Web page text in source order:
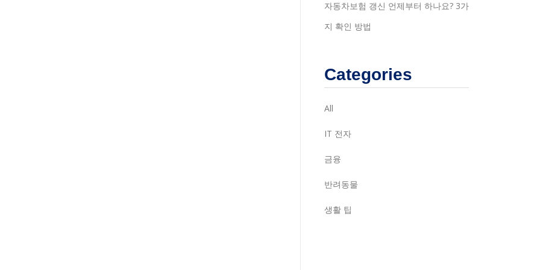
자동차보험 갱신 언제부터 하나요? 3가
지 확인 방법
Categories
All
IT 전자
금융
반려동물
생활 팁